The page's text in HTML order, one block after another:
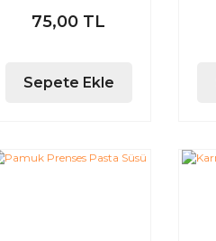
75,00 TL
Sepete Ekle